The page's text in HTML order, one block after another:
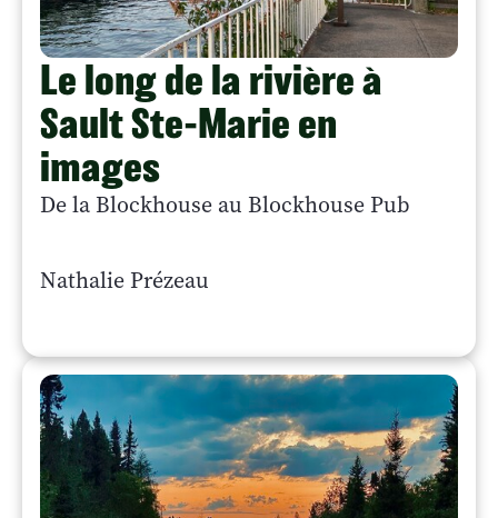
Le long de la rivière à
Sault Ste-Marie en
images
De la Blockhouse au Blockhouse Pub
Nathalie Prézeau